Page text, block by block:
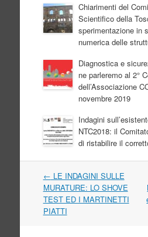
Chiarimenti del
Scientifico della
sperimentazione in
numerica delle
Diagnostica e
ne parleremo al 2°
dell’Associazione
novembre 2019
Indagini
NTC2018: il
di ristabilire il
Navigazione
articolo
← LE INDAGINI SULLE
MURATURE: LO SHOVE
TEST ED I MARTINETTI
PIATTI